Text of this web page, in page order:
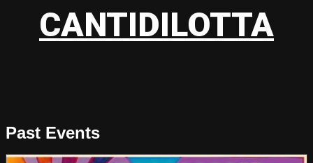
CANTIDILOTTA
Past Events